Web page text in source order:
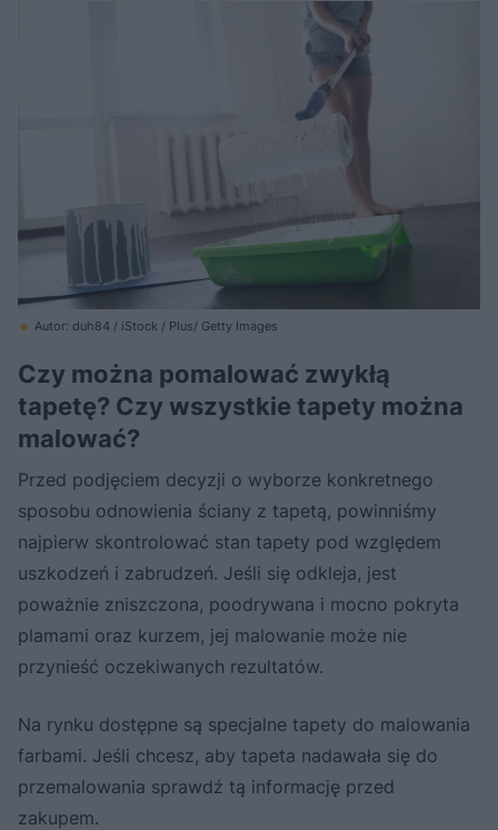
Autor: duh84 / iStock / Plus/ Getty Images
Czy można pomalować zwykłą
tapetę? Czy wszystkie tapety można
malować?
Przed podjęciem decyzji o wyborze konkretnego
sposobu odnowienia ściany z tapetą, powinniśmy
najpierw skontrolować stan tapety pod względem
uszkodzeń i zabrudzeń. Jeśli się odkleja, jest
poważnie zniszczona, poodrywana i mocno pokryta
plamami oraz kurzem, jej malowanie może nie
przynieść oczekiwanych rezultatów.
Na rynku dostępne są specjalne tapety do malowania
farbami. Jeśli chcesz, aby tapeta nadawała się do
przemalowania sprawdź tą informację przed
zakupem.